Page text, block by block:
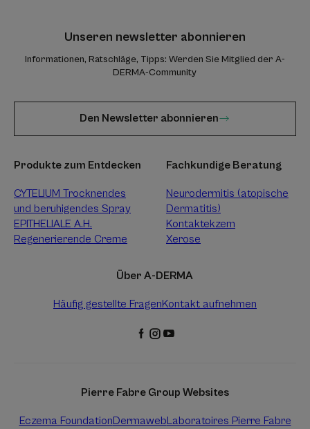
Unseren newsletter abonnieren
Informationen, Ratschläge, Tipps: Werden Sie Mitglied der A-
DERMA-Community
Den Newsletter abonnieren
Produkte zum Entdecken
CYTELIUM Trocknendes
und beruhigendes Spray
EPITHELIALE A.H.
Regenerierende Creme
Fachkundige Beratung
Neurodermitis (atopische
Dermatitis)
Kontaktekzem
Xerose
Über A-DERMA
Häufig gestellte FragenKontakt aufnehmen
Pierre Fabre Group Websites
Eczema FoundationDermawebLaboratoires Pierre Fabre